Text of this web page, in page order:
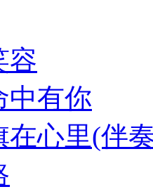
容
中有你
在心里(伴